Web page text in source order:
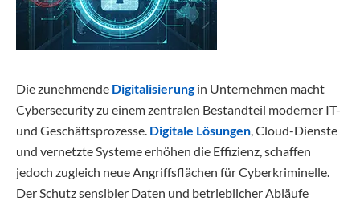
Die zunehmende Digitalisierungin Unternehmen macht
Cybersecurity zu einem zentralen Bestandteil moderner IT-
und Geschäftsprozesse. Digitale Lösungen, Cloud-Dienste
und vernetzte Systeme erhöhen die Effizienz, schaffen
jedoch zugleich neue Angriffsflächen für Cyberkriminelle.
Der Schutz sensibler Daten und betrieblicher Abläufe